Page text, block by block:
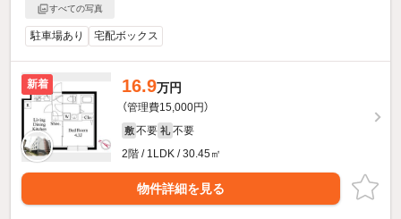
すべての写真
駐車場あり 宅配ボックス
新着 16.9万円
（管理費15,000円）
敷 不要 礼 不要
2階 / 1LDK / 30.45㎡
物件詳細を見る